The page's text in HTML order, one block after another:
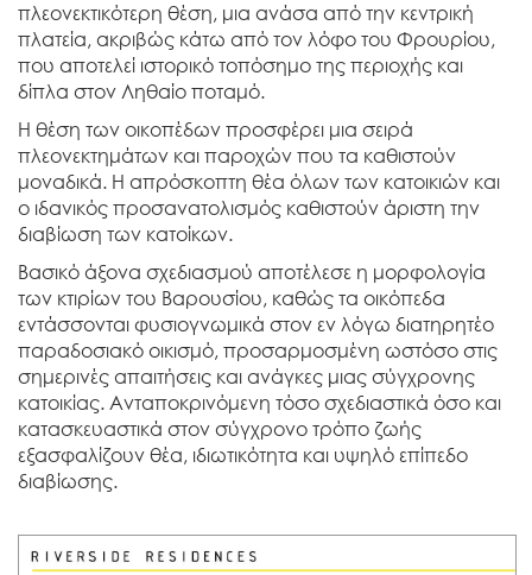
πλεονεκτικότερη θέση, μια ανάσα από την κεντρική
πλατεία, ακριβώς κάτω από τον λόφο του Φρουρίου,
που αποτελεί ιστορικό τοπόσημο της περιοχής και
δίπλα στον Ληθαίο ποταμό.
Η θέση των οικοπέδων προσφέρει μια σειρά
πλεονεκτημάτων και παροχών που τα καθιστούν
μοναδικά. Η απρόσκοπτη θέα όλων των κατοικιών και
ο ιδανικός προσανατολισμός καθιστούν άριστη την
διαβίωση των κατοίκων.
Βασικό άξονα σχεδιασμού αποτέλεσε η μορφολογία
των κτιρίων του Βαρουσίου, καθώς τα οικόπεδα
εντάσσονται φυσιογνωμικά στον εν λόγω διατηρητέο
παραδοσιακό οικισμό, προσαρμοσμένη ωστόσο στις
σημερινές απαιτήσεις και ανάγκες μιας σύγχρονης
κατοικίας. Ανταποκρινόμενη τόσο σχεδιαστικά όσο και
κατασκευαστικά στον σύγχρονο τρόπο ζωής
εξασφαλίζουν θέα, ιδιωτικότητα και υψηλό επίπεδο
διαβίωσης.